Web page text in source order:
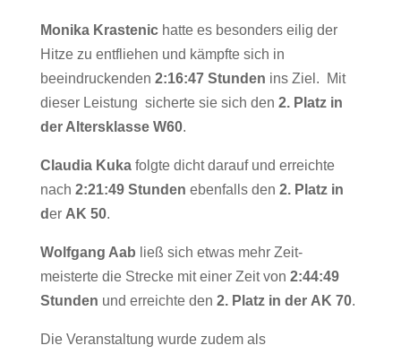
Monika Krastenichatte es besonders eilig der
Hitze zu entfliehen und kämpfte sich in
beeindruckenden 2:16:47 Stunden ins Ziel. Mit
dieser Leistung sicherte sie sich den 2. Platz in
der Altersklasse W60.
Claudia Kukafolgte dicht darauf und erreichte
nach 2:21:49 Stunden ebenfalls den 2. Platz in
der AK 50.
Wolfgang Aab ließ sich etwas mehr Zeit-
meisterte die Strecke mit einer Zeit von 2:44:49
Stunden und erreichte den 2. Platz in der AK 70.
Die Veranstaltung wurde zudem als